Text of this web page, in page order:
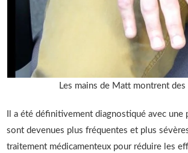
Les mains de Matt montrent
Il a été définitivement diagnostiqué avec
sont devenues plus fréquentes et plus
traitement médicamenteux pour réduire les